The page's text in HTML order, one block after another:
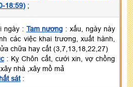
18:59) ;
ngày : Tam nương : xấu, ngày này
các việc khai trương, xuất hành,
chữa hay cất (3,7,13,18,22,27)
: Kỵ Chôn cất, cưới xin, vợ chồng
nhà ,xây mồ mả
sát: